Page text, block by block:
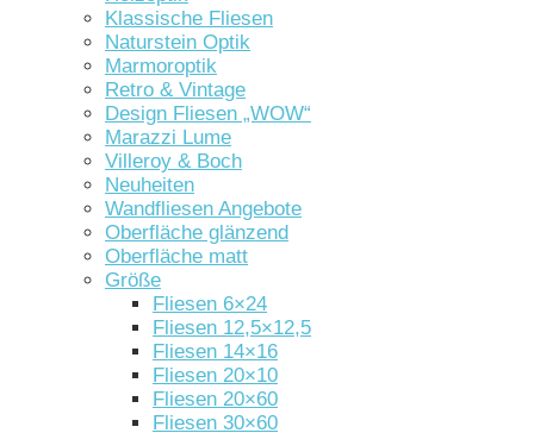
Klassische Fliesen
Naturstein Optik
Marmoroptik
Retro & Vintage
Design Fliesen „WOW“
Marazzi Lume
Villeroy & Boch
Neuheiten
Wandfliesen Angebote
Oberfläche glänzend
Oberfläche matt
Größe
Fliesen 6×24
Fliesen 12,5×12,5
Fliesen 14×16
Fliesen 20×10
Fliesen 20×60
Fliesen 30×60